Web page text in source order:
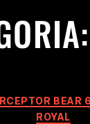
BEAR
ROYAL